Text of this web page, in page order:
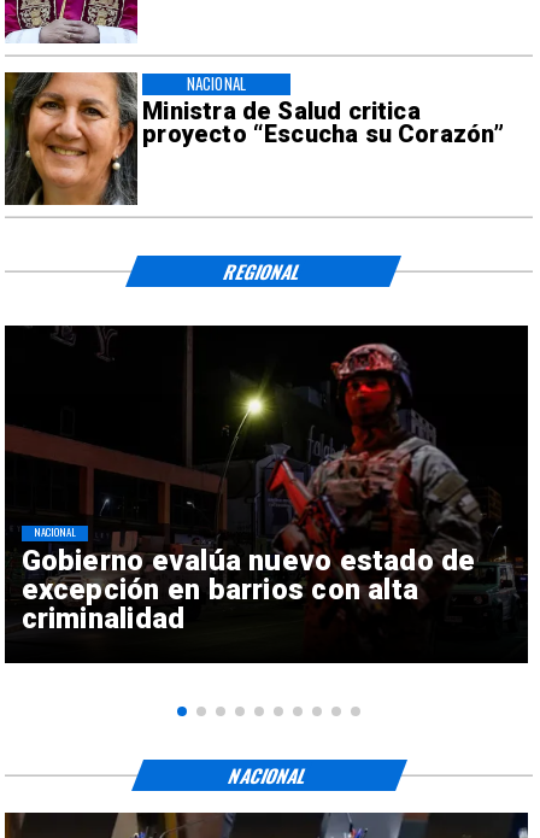
Ministra de Salud critica
proyecto “Escucha su Corazón”
NACIONAL
Gobierno evalúa nuevo estado de
excepción en barrios con alta
criminalidad
NACIONAL
REGIONAL
NACIONAL